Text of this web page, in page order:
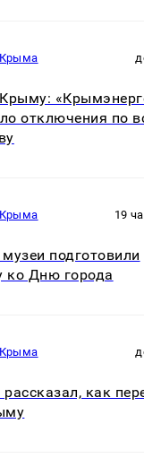
отключения по
19
подготовили
ко Дню города
как